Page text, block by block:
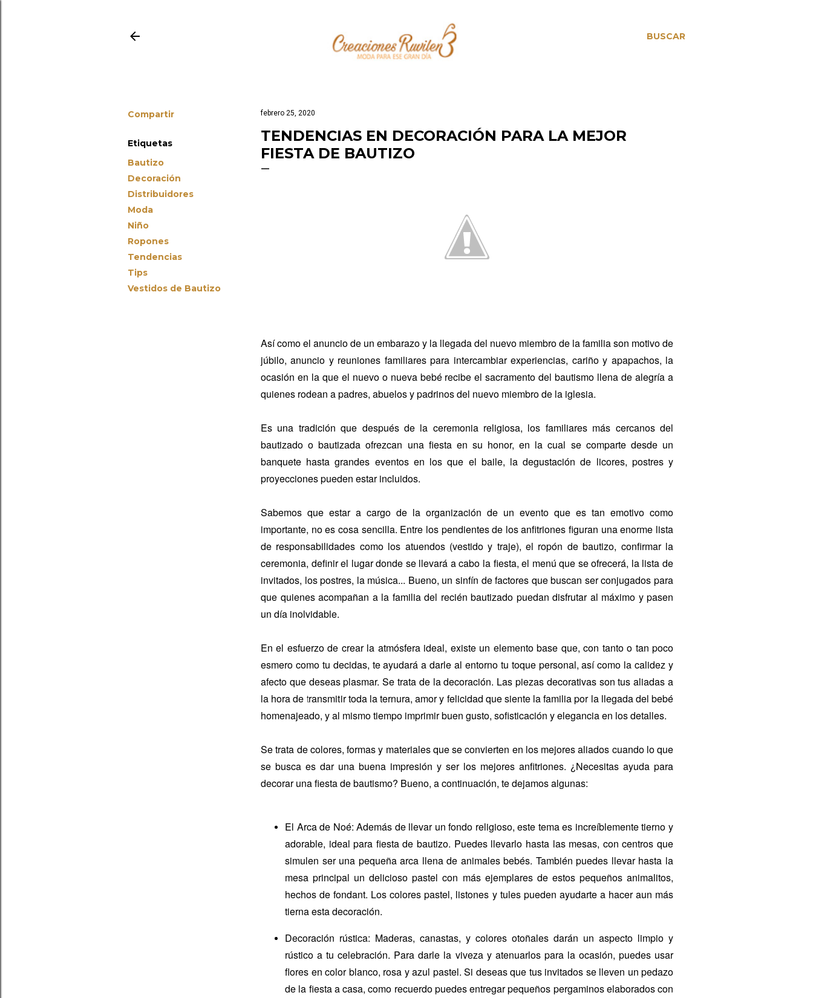
BUSCAR
Compartir
Etiquetas
Bautizo
Decoración
Distribuidores
Moda
Niño
Ropones
Tendencias
Tips
Vestidos de Bautizo
febrero 25, 2020
TENDENCIAS EN DECORACIÓN PARA LA MEJOR
FIESTA DE BAUTIZO
Así como el anuncio de un embarazo y la llegada del nuevo miembro de la familia son motivo de
júbilo, anuncio y reuniones familiares para intercambiar experiencias, cariño y apapachos, la
ocasión en la que el nuevo o nueva bebé recibe el sacramento del bautismo llena de alegría a
quienes rodean a padres, abuelos y padrinos del nuevo miembro de la iglesia.
Es una tradición que después de la ceremonia religiosa, los familiares más cercanos del
bautizado o bautizada ofrezcan una fiesta en su honor, en la cual se comparte desde un
banquete hasta grandes eventos en los que el baile, la degustación de licores, postres y
proyecciones pueden estar incluidos.
Sabemos que estar a cargo de la organización de un evento que es tan emotivo como
importante, no es cosa sencilla. Entre los pendientes de los anfitriones figuran una enorme lista
de responsabilidades como los atuendos (vestido y traje), el ropón de bautizo, confirmar la
ceremonia, definir el lugar donde se llevará a cabo la fiesta, el menú que se ofrecerá, la lista de
invitados, los postres, la música... Bueno, un sinfín de factores que buscan ser conjugados para
que quienes acompañan a la familia del recién bautizado puedan disfrutar al máximo y pasen
un día inolvidable.
En el esfuerzo de crear la atmósfera ideal, existe un elemento base que, con tanto o tan poco
esmero como tu decidas, te ayudará a darle al entorno tu toque personal, así como la calidez y
afecto que deseas plasmar. Se trata de la decoración. Las piezas decorativas son tus aliadas a
la hora de transmitir toda la ternura, amor y felicidad que siente la familia por la llegada del bebé
homenajeado, y al mismo tiempo imprimir buen gusto, sofisticación y elegancia en los detalles.
Se trata de colores, formas y materiales que se convierten en los mejores aliados cuando lo que
se busca es dar una buena impresión y ser los mejores anfitriones. ¿Necesitas ayuda para
decorar una fiesta de bautismo? Bueno, a continuación, te dejamos algunas:
El Arca de Noé: Además de llevar un fondo religioso, este tema es increíblemente tierno y
adorable, ideal para fiesta de bautizo. Puedes llevarlo hasta las mesas, con centros que
simulen ser una pequeña arca llena de animales bebés. También puedes llevar hasta la
mesa principal un delicioso pastel con más ejemplares de estos pequeños animalitos,
hechos de fondant. Los colores pastel, listones y tules pueden ayudarte a hacer aun más
tierna esta decoración.
Decoración rústica: Maderas, canastas, y colores otoñales darán un aspecto limpio y
rústico a tu celebración. Para darle la viveza y atenuarlos para la ocasión, puedes usar
flores en color blanco, rosa y azul pastel. Si deseas que tus invitados se lleven un pedazo
de la fiesta a casa, como recuerdo puedes entregar pequeños pergaminos elaborados con